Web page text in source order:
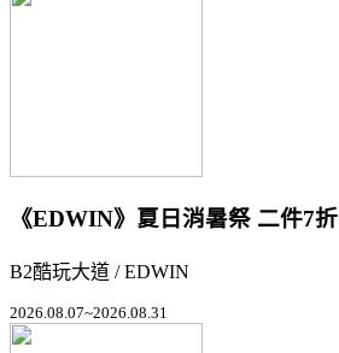
《EDWIN》夏日消暑祭 二件7折
B2酷玩大道 / EDWIN
2026.08.07~2026.08.31